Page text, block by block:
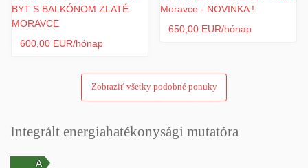
600,00 EUR/hónap
650,00 EUR/hónap
Zobraziť všetky podobné ponuky
Integrált energiahatékonysági mutatóra